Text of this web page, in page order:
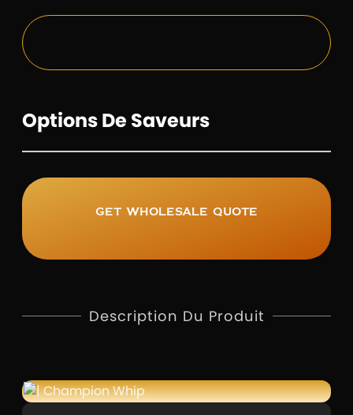
Options De Saveurs
Get wholesale quote
Description Du Produit